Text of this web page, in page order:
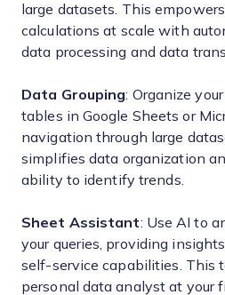
large datasets. This
calculations at scale with
data processing and data
Data Grouping: Organize
tables in Google Sheets or
navigation through large
simplifies data organization
ability to identify trends.
Sheet Assistant: Use AI to
your queries, providing
self-service capabilities. This
personal data analyst at your